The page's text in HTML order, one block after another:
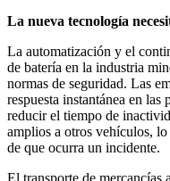
La nueva tecnología
La automatización y el
de batería en la industria
normas de seguridad. Las
respuesta instantánea en las
reducir el tiempo de
amplios a otros vehículos, lo
de que ocurra un incidente.